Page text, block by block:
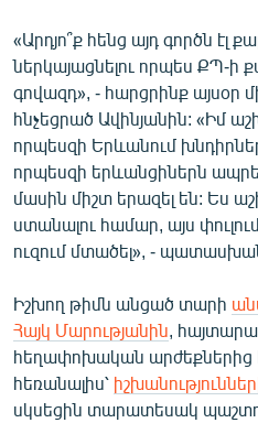
«Արդյո՞ք հենց այդ գործն էլ
ներկայացնելու որպես ՔՊ-
գովազդ», - հարցրինք այսօր
հնչեցրած Ավինյանին: «Իմ
որպեսզի Երևանում
որպեսզի երևանցիներն
մասին միշտ երազել են: Ես
ստանալու համար, այս
ուզում մտածել», -
Իշխող թիմն անցած տարի
Հայկ Մարությանին ,
հեղափոխական արժեքներից
հեռանալիս՝
սկսեցին տարատեսակ